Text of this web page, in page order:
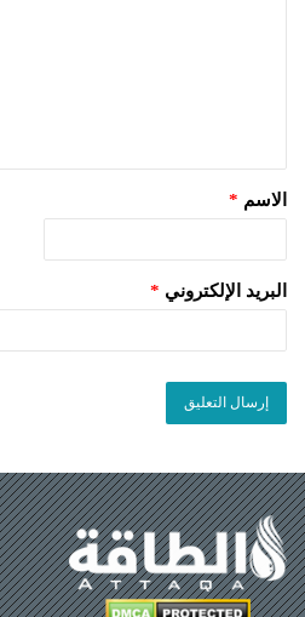
الاسم *
البريد الإلكتروني *